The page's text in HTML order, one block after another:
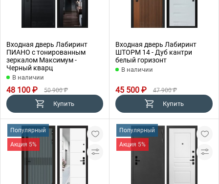
Входная дверь Лабиринт
ПИАНО с тонированным
зеркалом Максимум -
Черный кварц
В наличии
48 100 ₽ 50 900 ₽
Купить
Входная дверь Лабиринт
ШТОРМ 14 - Дуб кантри
белый горизонт
В наличии
45 500 ₽ 47 900 ₽
Купить
Популярный
Акция 5%
Популярный
Акция 5%